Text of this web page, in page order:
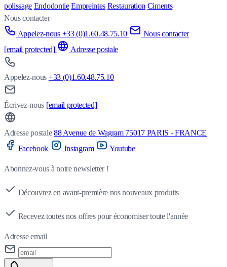
polissage Endodontie Empreintes Restauration Ciments
Nous contacter
Appelez-nous +33 (0)1.60.48.75.10
Nous contacter
[email protected]
Adresse postale
Appelez-nous +33 (0)1.60.48.75.10
Écrivez-nous [email protected]
Adresse postale 88 Avenue de Wagram 75017 PARIS - FRANCE
Facebook
Instagram Youtube
Abonnez-vous à notre newsletter !
Découvrez en avant-première nos nouveaux produits
Recevez toutes nos offres pour économiser toute l'année
Adresse email